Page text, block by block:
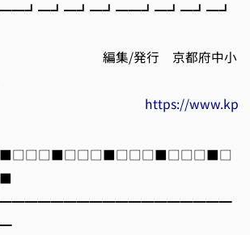
行 京都府中小
https://www.kp